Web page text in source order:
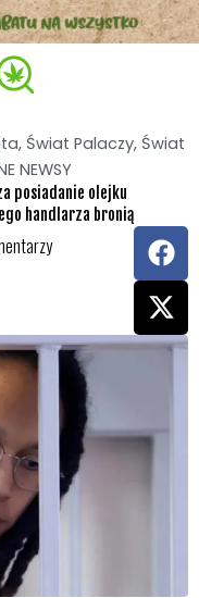
, Świat Palaczy, Świat
NEWSY
posiadanie olejku
handlarza bronią
F
a
c
e
b
X
-
t
w
i